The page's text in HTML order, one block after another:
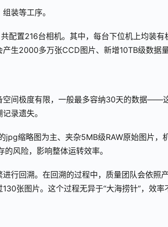
装等工序。
配置216台相机。其中，每台下位机上均装有
生2000多万张CCD图片、新增10TB级数据量
空间极度有限，一般最多容纳30天的数据——
录遗失。
缩略图为主、夹杂5MB级RAW原始图片，
风险，影响整体运转效率。
行回溯。在回溯的过程中，质量团队会依照
张图片。这个过程无异于“大海捞针”，效率